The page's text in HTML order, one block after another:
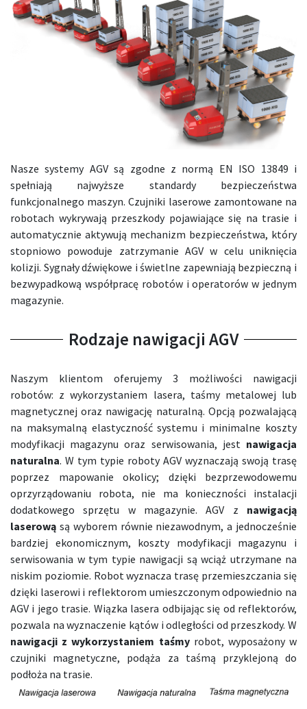
Nasze systemy AGV są zgodne z normą EN ISO 13849 i
spełniają najwyższe standardy bezpieczeństwa
funkcjonalnego maszyn. Czujniki laserowe zamontowane na
robotach wykrywają przeszkody pojawiające się na trasie i
automatycznie aktywują mechanizm bezpieczeństwa, który
stopniowo powoduje zatrzymanie AGV w celu uniknięcia
kolizji. Sygnały dźwiękowe i świetlne zapewniają bezpieczną i
bezwypadkową współpracę robotów i operatorów w jednym
magazynie.
Rodzaje nawigacji AGV
Naszym klientom oferujemy 3 możliwości nawigacji
robotów: z wykorzystaniem lasera, taśmy metalowej lub
magnetycznej oraz nawigację naturalną. Opcją pozwalającą
na maksymalną elastyczność systemu i minimalne koszty
modyfikacji magazynu oraz serwisowania, jest nawigacja
naturalna. W tym typie roboty AGV wyznaczają swoją trasę
poprzez mapowanie okolicy; dzięki bezprzewodowemu
oprzyrządowaniu robota, nie ma konieczności instalacji
dodatkowego sprzętu w magazynie. AGV z nawigacją
laserową są wyborem równie niezawodnym, a jednocześnie
bardziej ekonomicznym, koszty modyfikacji magazynu i
serwisowania w tym typie nawigacji są wciąż utrzymane na
niskim poziomie. Robot wyznacza trasę przemieszczania się
dzięki laserowi i reflektorom umieszczonym odpowiednio na
AGV i jego trasie. Wiązka lasera odbijając się od reflektorów,
pozwala na wyznaczenie kątów i odległości od przeszkody. W
nawigacji z wykorzystaniem taśmyrobot, wyposażony w
czujniki magnetyczne, podąża za taśmą przyklejoną do
podłoża na trasie.